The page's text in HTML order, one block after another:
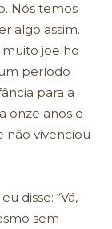
Nós temos
algo assim.
muito joelho
período
para a
onze anos e
não vivenciou
disse: “Vá,
sem